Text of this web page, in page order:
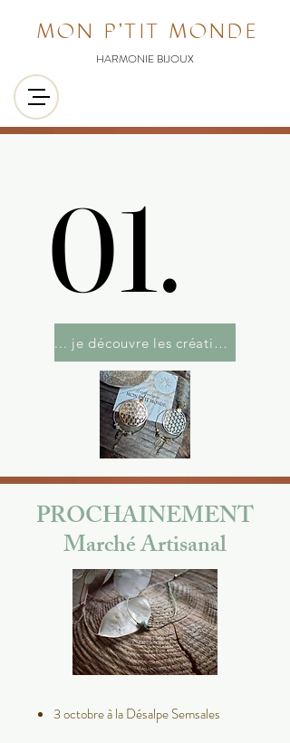
MON P'TIT MONDE
HARMONIE BIJOUX
01.
01.
... je découvre les créations
PROCHAINEMENT
Marché Artisanal
3 octobre à la Désalpe Semsales